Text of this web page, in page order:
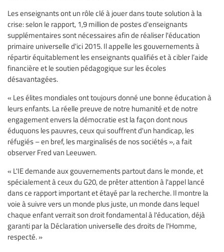
Les enseignants ont un rôle clé à jouer dans toute solution à la
crise: selon le rapport, 1,9 million de postes d'enseignants
supplémentaires sont nécessaires afin de réaliser l'éducation
primaire universelle d'ici 2015. Il appelle les gouvernements à
répartir équitablement les enseignants qualifiés et à cibler l’aide
financière et le soutien pédagogique sur les écoles
désavantagées.
« Les élites mondiales ont toujours donné une bonne éducation à
leurs enfants. La réelle preuve de notre humanité et de notre
engagement envers la démocratie est la façon dont nous
éduquons les pauvres, ceux qui souffrent d'un handicap, les
réfugiés – en bref, les marginalisés de nos sociétés », a fait
observer Fred van Leeuwen.
« L'IE demande aux gouvernements partout dans le monde, et
spécialement à ceux du G20, de prêter attention à l'appel lancé
dans ce rapport important et étayé par la recherche. Il montre la
voie à suivre vers un monde plus juste, un monde dans lequel
chaque enfant verrait son droit fondamental à l'éducation, déjà
garanti par la Déclaration universelle des droits de l'Homme,
respecté. »